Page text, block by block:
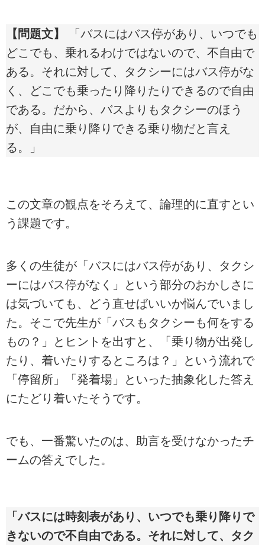
【問題文】
「バスにはバス停があり、いつでも
どこでも、乗れるわけではないので、不自由で
ある。それに対して、タクシーにはバス停がな
く、どこでも乗ったり降りたりできるので自由
である。だから、バスよりもタクシーのほう
が、自由に乗り降りできる乗り物だと言え
る。」
この文章の観点をそろえて、論理的に直すとい
う課題です。
多くの生徒が「バスにはバス停があり、タクシ
ーにはバス停がなく」という部分のおかしさに
は気づいても、どう直せばいいか悩んでいまし
た。そこで先生が「バスもタクシーも何をする
もの？」とヒントを出すと、「乗り物が出発し
たり、着いたりするところは？」という流れで
「停留所」「発着場」といった抽象化した答え
にたどり着いたそうです。
でも、一番驚いたのは、助言を受けなかったチ
ームの答えでした。
「バスには時刻表があり、いつでも乗り降りで
きないので不自由である。それに対して、タク